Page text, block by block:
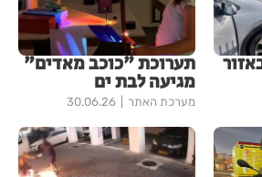
תערוכת "כוכב מאדים"
מגיעה לבת ים
מערכת האתר 30.06.26